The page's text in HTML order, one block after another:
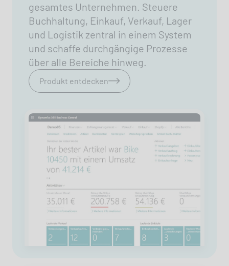
gesamtes Unternehmen. Steuere
Buchhaltung, Einkauf, Verkauf, Lager
und Logistik zentral in einem System
und schaffe durchgängige Prozesse
über alle Bereiche hinweg.
Produkt entdecken